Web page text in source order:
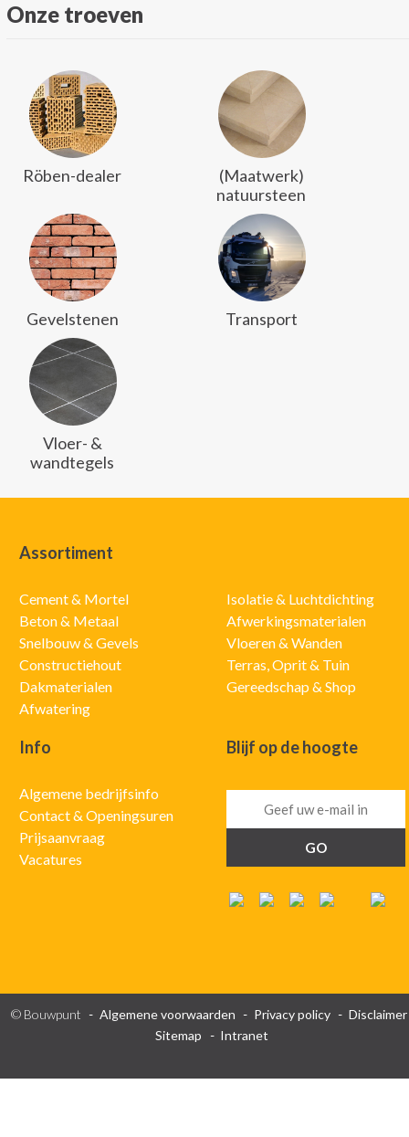
Onze troeven
Röben-dealer
(Maatwerk)
natuursteen
Gevelstenen Transport
Vloer- &
wandtegels
Assortiment
Cement & Mortel
Beton & Metaal
Snelbouw & Gevels
Constructiehout
Dakmaterialen
Afwatering
Isolatie & Luchtdichting
Afwerkingsmaterialen
Vloeren & Wanden
Terras, Oprit & Tuin
Gereedschap & Shop
Info
Algemene bedrijfsinfo
Contact & Openingsuren
Prijsaanvraag
Vacatures
Blijf op de hoogte
© Bouwpunt Algemene voorwaarden Privacy policy
Disclaimer
Sitemap
Intranet